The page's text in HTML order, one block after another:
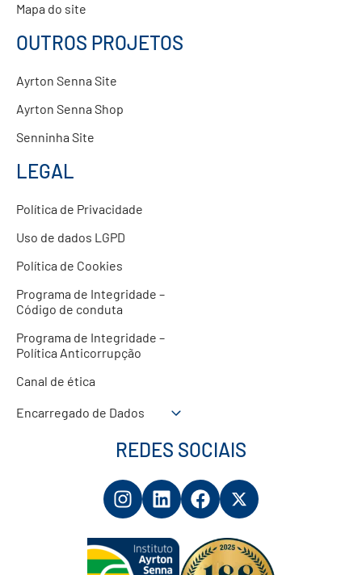
Mapa do site
OUTROS PROJETOS
Ayrton Senna Site
Ayrton Senna Shop
Senninha Site
LEGAL
Política de Privacidade
Uso de dados LGPD
Política de Cookies
Programa de Integridade –
Código de conduta
Programa de Integridade –
Política Anticorrupção
Canal de ética
Encarregado de Dados
REDES SOCIAIS